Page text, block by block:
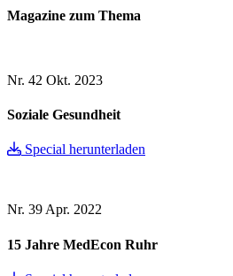
Magazine zum Thema
Nr. 42 Okt. 2023
Soziale Gesundheit
Special herunterladen
Nr. 39Apr. 2022
15 Jahre MedEcon Ruhr